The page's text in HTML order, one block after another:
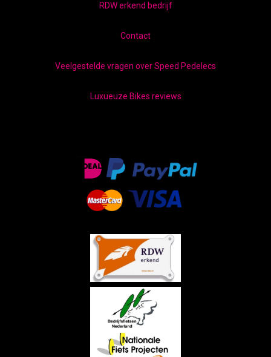
RDW erkend bedrijf
Contact
Veelgestelde vragen over Speed Pedelecs
Luxueuze Bikes reviews